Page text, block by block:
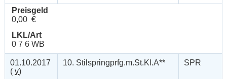
Preisgeld
0,00 €
LKL/Art
0 7 6 WB
01.10.2017
( v)
10. Stilspringprfg.m.St.Kl.A** SPR